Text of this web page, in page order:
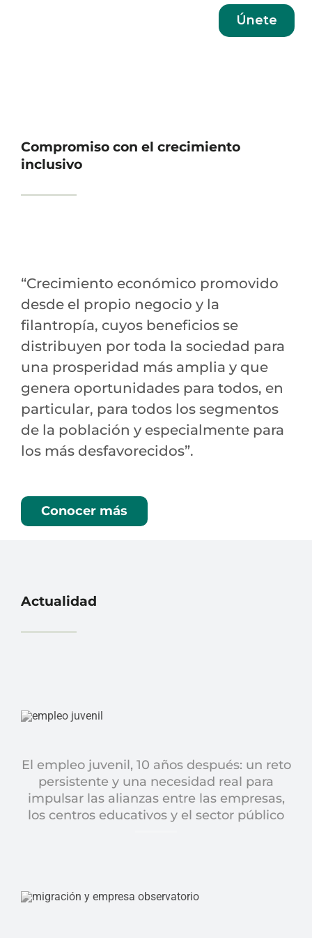
Únete
Compromiso con el crecimiento
inclusivo
“Crecimiento económico promovido
desde el propio negocio y la
filantropía, cuyos beneficios se
distribuyen por toda la sociedad para
una prosperidad más amplia y que
genera oportunidades para todos, en
particular, para todos los segmentos
de la población y especialmente para
los más desfavorecidos”.
Conocer más
Actualidad
El empleo juvenil, 10 años después: un reto
persistente y una necesidad real para
impulsar las alianzas entre las empresas,
los centros educativos y el sector público